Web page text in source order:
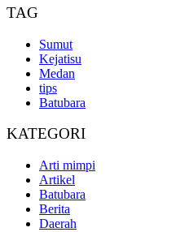
TAG
Sumut
Kejatisu
Medan
tips
Batubara
KATEGORI
Arti mimpi
Artikel
Batubara
Berita
Daerah